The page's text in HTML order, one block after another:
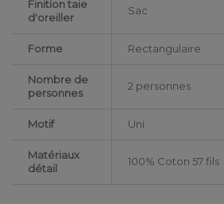
Finition taie
d'oreiller
Sac
Forme Rectangulaire
Nombre de
personnes
2 personnes
Motif Uni
Matériaux
détail
100% Coton 57 fils